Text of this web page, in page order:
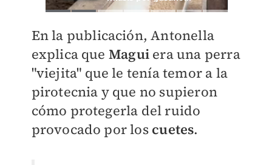
En la publicación, Antonella
explica que Maguiera una perra
"viejita" que le tenía temor a la
pirotecnia y que no supieron
cómo protegerla del ruido
provocado por los cuetes.